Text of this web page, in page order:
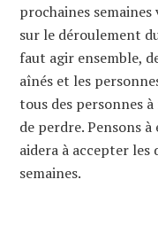
prochaines
sur le déroulement
faut agir ensemble,
aînés et les
tous des personnes
de perdre. Pensons
aidera à accepter les
semaines.